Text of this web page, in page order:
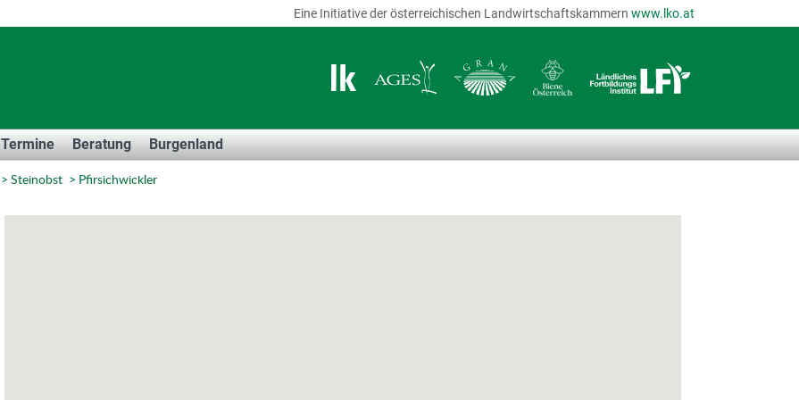
Eine Initiative der österreichischen Landwirtschaftskammern www.lko.at
Termine Beratung Burgenland
Pfirsichwickler
Steinobst